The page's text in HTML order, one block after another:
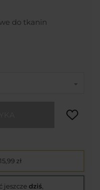
do tkanin
15,99 zł
jeszcze dziś